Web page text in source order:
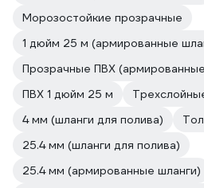
Морозостойкие прозрачные
1 дюйм 25 м (армированные
Прозрачные ПВХ
ПВХ 1 дюйм 25 м
4 мм (шланги для полива)
25.4 мм (шланги для полива)
25.4 мм (армированные шланги)